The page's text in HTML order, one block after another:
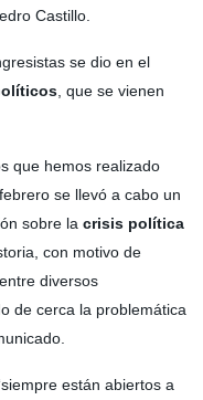
Castillo
se dio en el
, que se vienen
que hemos realizado
se llevó a cabo un
sobre la crisis política
con motivo de
diversos
de cerca la problemática
están abiertos a